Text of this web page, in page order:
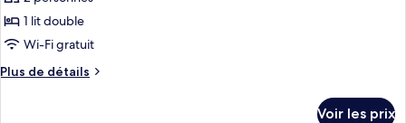
type
de
chambre :
Chambre
1 lit double
Wi-Fi gratuit
Plus de détails
Plus
Voir les prix